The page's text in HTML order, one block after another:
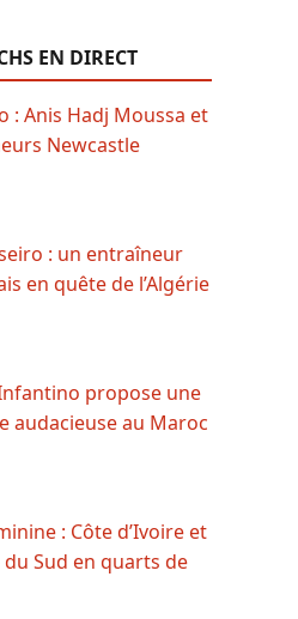
EN DIRECT
: Anis Hadj Moussa et
Newcastle
: un entraîneur
en quête de l’Algérie
propose une
audacieuse au Maroc
: Côte d’Ivoire et
Sud en quarts de